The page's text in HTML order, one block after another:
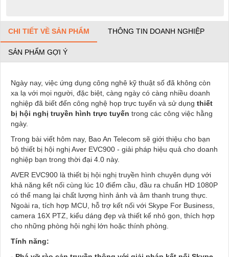
CHI TIẾT VỀ SẢN PHẨM THÔNG TIN DOANH NGHIỆP
SẢN PHẨM GỢI Ý
Ngày nay, việc ứng dụng công nghê kỹ thuật số đã không còn
xa lạ với mọi người, đặc biệt, càng ngày có càng nhiều doanh
nghiệp đã biết đến công nghệ họp trực tuyến và sử dụng thiết
bị hội nghị truyền hình trực tuyến trong các công việc hằng
ngày.
Trong bài viết hôm nay, Bao An Telecom sẽ giới thiệu cho bạn
bộ thiết bị hội nghị Aver EVC900 - giải pháp hiệu quả cho doanh
nghiệp bạn trong thời đại 4.0 này.
AVER EVC900 là thiết bị hội nghị truyền hình chuyên dụng với
khả năng kết nối cùng lúc 10 điểm cầu, đầu ra chuẩn HD 1080P
có thể mang lại chất lượng hình ảnh và âm thanh trung thực.
Ngoài ra, tích hợp MCU, hỗ trợ kết nối với Skype For Business,
camera 16X PTZ, kiểu dáng đẹp và thiết kế nhỏ gọn, thích hợp
cho những phòng hội nghị lớn hoặc thính phòng.
Tính năng: